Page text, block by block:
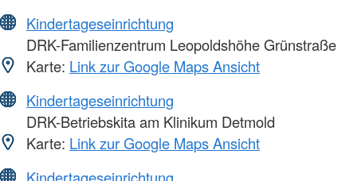
Kindertageseinrichtung
DRK-Familienzentrum Leopoldshöhe Grünstraße
Karte: Link zur Google Maps Ansicht
Kindertageseinrichtung
DRK-Betriebskita am Klinikum Detmold
Karte: Link zur Google Maps Ansicht
Kindertageseinrichtung